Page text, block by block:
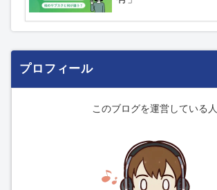
プロフィール
このブログを運営している人